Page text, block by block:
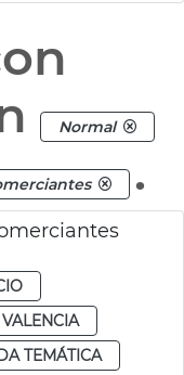
Normal
.
VALENCIA
TEMÁTICA